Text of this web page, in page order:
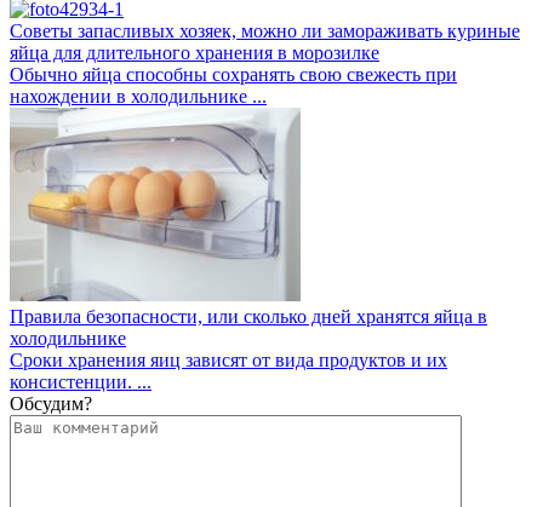
Советы запасливых хозяек, можно ли замораживать куриные
яйца для длительного хранения в морозилке
Обычно яйца способны сохранять свою свежесть при
нахождении в холодильнике ...
Правила безопасности, или сколько дней хранятся яйца в
холодильнике
Сроки хранения яиц зависят от вида продуктов и их
консистенции. ...
Обсудим?